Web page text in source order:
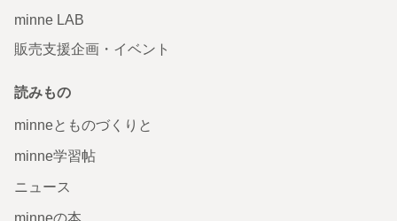
minne LAB
販売支援企画・イベント
読みもの
minneとものづくりと
minne学習帖
ニュース
minneの本